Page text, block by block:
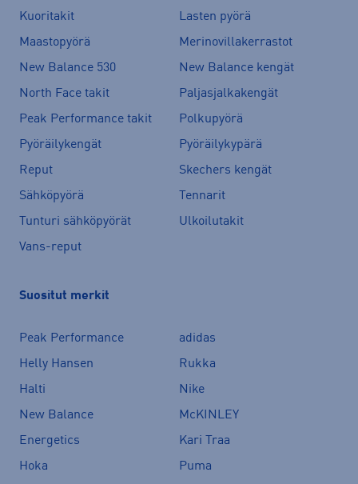
Kuoritakit
Lasten pyörä
Maastopyörä
Merinovillakerrastot
New Balance 530
New Balance kengät
North Face takit
Paljasjalkakengät
Peak Performance takit
Polkupyörä
Pyöräilykengät
Pyöräilykypärä
Reput
Skechers kengät
Sähköpyörä
Tennarit
Tunturi sähköpyörät
Ulkoilutakit
Vans-reput
Suositut merkit
Peak Performance
adidas
Helly Hansen
Rukka
Halti
Nike
New Balance
McKINLEY
Energetics
Kari Traa
Hoka
Puma